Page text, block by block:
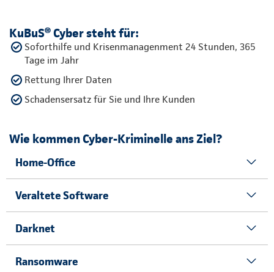
KuBuS® Cyber steht für:
Soforthilfe und Krisenmanagenment 24 Stunden, 365
Tage im Jahr
Rettung Ihrer Daten
Schadensersatz für Sie und Ihre Kunden
Wie kommen Cyber-Kriminelle ans Ziel?
Home-Office
Veraltete Software
Darknet
Ransomware